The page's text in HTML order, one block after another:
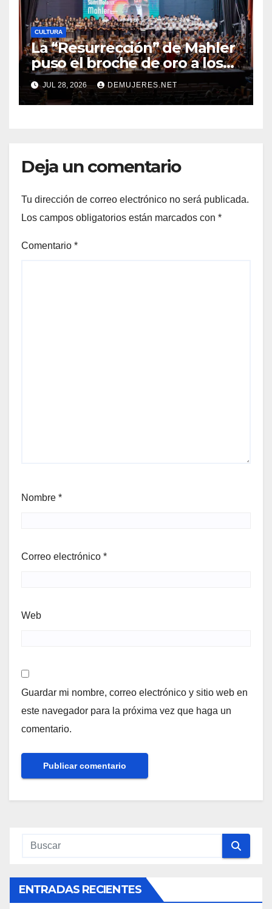
CULTURA
La “Resurrección” de Mahler
puso el broche de oro a los
20 años del Festival Alfredo
De Saint Malo
JUL 28, 2026 DEMUJERES.NET
Deja un comentario
Tu dirección de correo electrónico no será publicada.
Los campos obligatorios están marcados con *
Comentario *
Nombre *
Correo electrónico *
Web
Guardar mi nombre, correo electrónico y sitio web en
este navegador para la próxima vez que haga un
comentario.
ENTRADAS RECIENTES